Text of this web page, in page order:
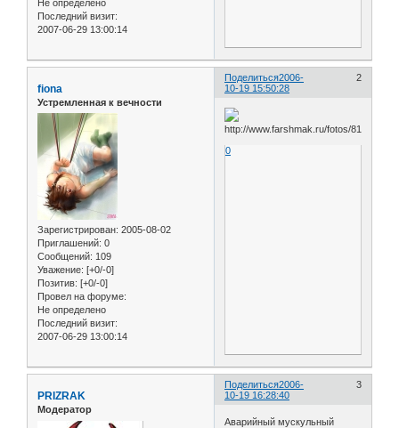
Не определено
Последний визит:
2007-06-29 13:00:14
Поделиться 2
2006-
10-19 15:50:28
fiona
Устремленная к вечности
Зарегистрирован: 2005-08-02
Приглашений: 0
Сообщений: 109
Уважение: [+0/-0]
Позитив: [+0/-0]
Провел на форуме:
Не определено
Последний визит:
2007-06-29 13:00:14
0
Поделиться 3
2006-
10-19 16:28:40
PRIZRAK
Модератор
Аварийный мускульный